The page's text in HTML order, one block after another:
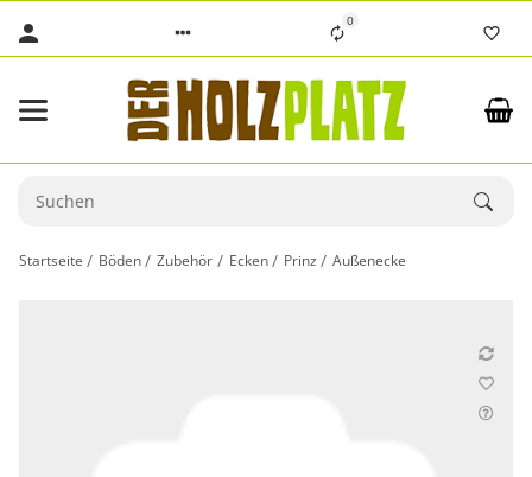
0
Startseite Böden Zubehör Ecken Prinz Außenecke